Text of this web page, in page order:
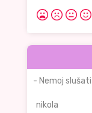
- Nemoj
nikola